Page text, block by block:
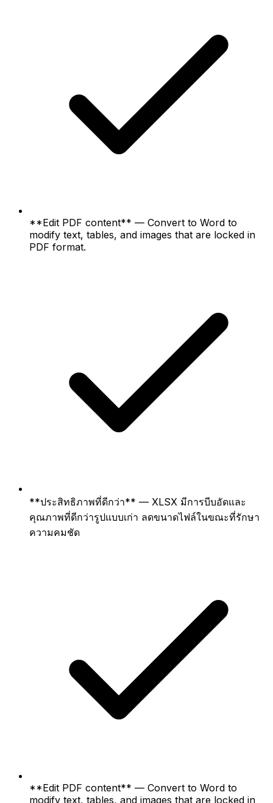
**Edit PDF content** — Convert to Word to
modify text, tables, and images that are locked in
PDF format.
**ประสิทธิภาพที่ดีกว่า** — XLSX มีการบีบอัดและ
คุณภาพที่ดีกว่ารูปแบบเก่า ลดขนาดไฟล์ในขณะที่รักษา
ความคมชัด
**Edit PDF content** — Convert to Word to
modify text, tables, and images that are locked in